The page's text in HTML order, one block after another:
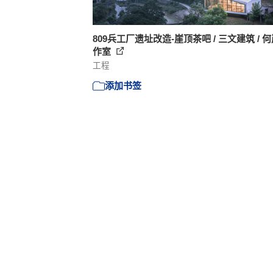
809兵工厂遗址改造-崖顶茶吧 / 三文建筑 /
作室
工程
添加书签